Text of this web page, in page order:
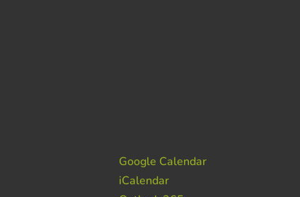
Google Calendar
iCalendar